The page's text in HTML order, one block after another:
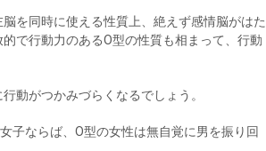
を同時に使える性質上、絶えず感情脳がはた
で行動力のあるO型の性質も相まって、行動
動がつかみづらくなるでしょう。
子ならば、O型の女性は無自覚に男を振り回